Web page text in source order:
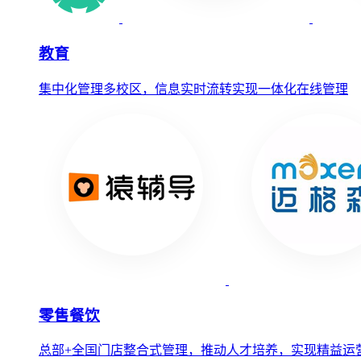
教育
集中化管理多校区，信息实时流转实现一体化在线管理
零售餐饮
总部+全国门店整合式管理，推动人才培养，实现精益运